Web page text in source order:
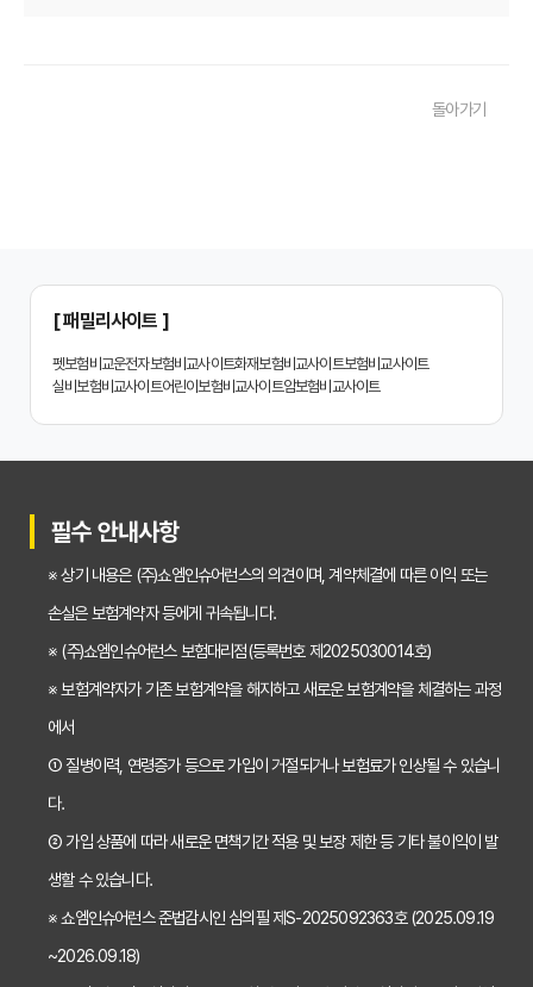
치아보험 비교사이트 똑똑하게 활용하는 3가지 꿀팁
치아보험 비교사이트 선택 전 반드시 알아야 할 5가지 핵심 질문
임플란트, 크라운 치료비 부담? 치아보험 비교사이트 활용법 및 보장꿀팁
2026년 치아보험, 가격 vs 보장! 비교 분석으로 나에게 딱 맞는 보험 찾기
치아보험 비교사이트 활용법: 숨겨진 보장까지 꼼꼼하게 찾는 꿀팁
치아보험 비교사이트 활용법: 숨은 꿀팁 대방출! 보험료 절약 노하우
돌아가기
[ 패밀리사이트 ]
펫보험비교운전자보험비교사이트화재보험비교사이트보험비교사이트
실비보험비교사이트어린이보험비교사이트암보험비교사이트
필수 안내사항
※ 상기 내용은 (주)쇼엠인슈어런스의 의견이며, 계약체결에 따른 이익 또는
손실은 보험계약자 등에게 귀속됩니다.
※ (주)쇼엠인슈어런스 보험대리점(등록번호 제2025030014호)
※ 보험계약자가 기존 보험계약을 해지하고 새로운 보험계약을 체결하는 과정
에서
① 질병이력, 연령증가 등으로 가입이 거절되거나 보험료가 인상될 수 있습니
다.
② 가입 상품에 따라 새로운 면책기간 적용 및 보장 제한 등 기타 불이익이 발
생할 수 있습니다.
※ 쇼엠인슈어런스 준법감시인 심의필 제S-2025092363호 (2025.09.19
~2026.09.18)